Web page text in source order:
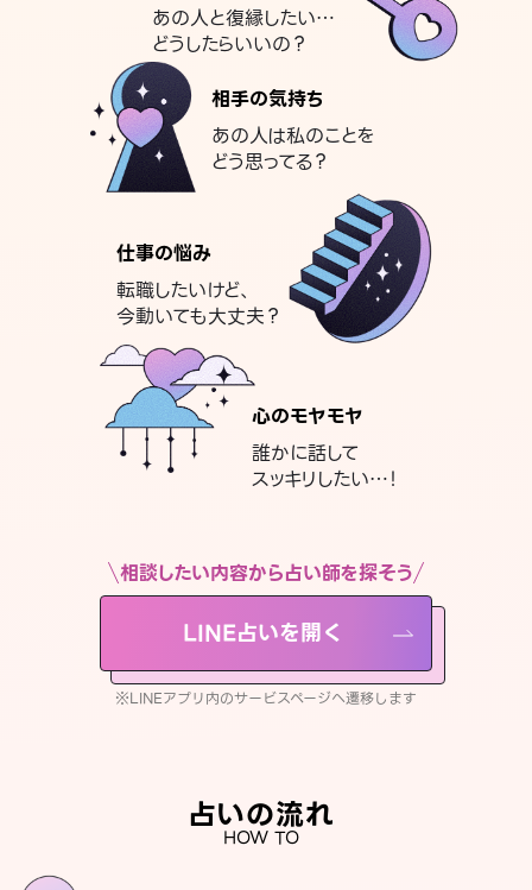
あの人と復縁したい…
どうしたらいいの？
相手の気持ち
あの人は私のことを
どう思ってる？
仕事の悩み
転職したいけど、
今動いても大丈夫？
心のモヤモヤ
誰かに話して
スッキリしたい…！
相談したい内容から占い師を探そう
LINE占いを開く
※LINEアプリ内のサービスページへ遷移します
占いの流れ
HOW TO